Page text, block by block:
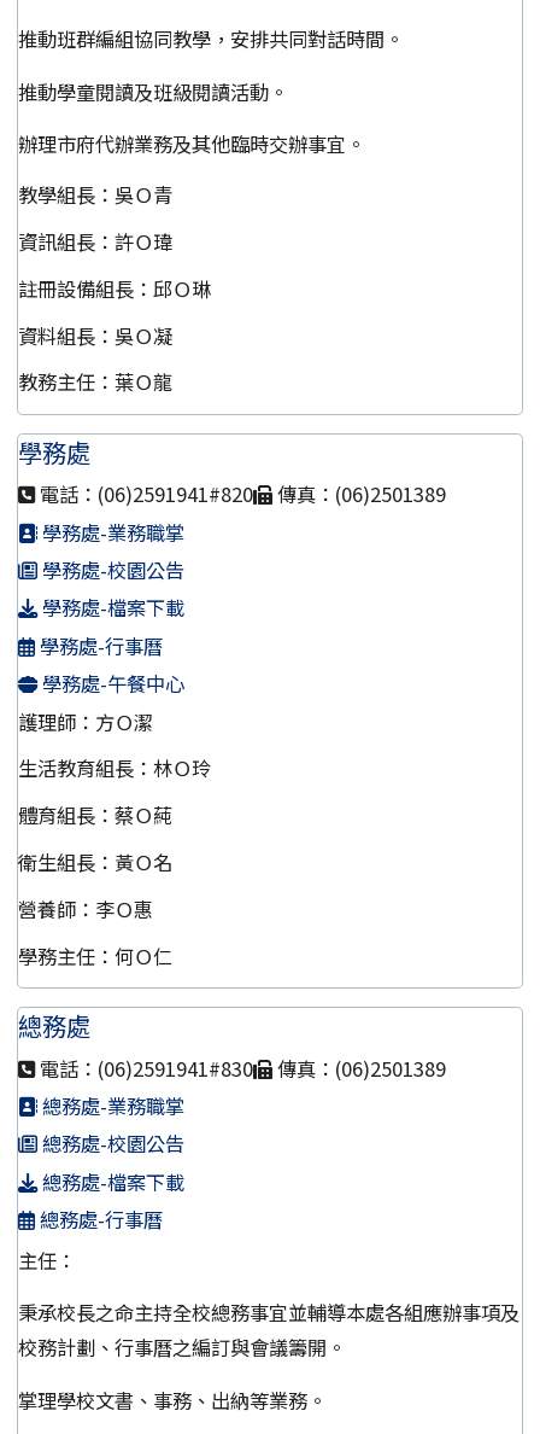
推動班群編組協同教學，安排共同對話時間。
推動學童閱讀及班級閱讀活動。
辦理市府代辦業務及其他臨時交辦事宜。
教學組長：吳Ｏ青
資訊組長：許Ｏ瑋
註冊設備組長：邱Ｏ琳
資料組長：吳Ｏ凝
教務主任：葉Ｏ龍
學務處
電話：(06)2591941#820
傳真：(06)2501389
學務處-業務職掌
學務處-校園公告
學務處-檔案下載
學務處-行事曆
學務處-午餐中心
護理師：方Ｏ潔
生活教育組長：林Ｏ玲
體育組長：蔡Ｏ蒓
衛生組長：黃Ｏ名
營養師：李Ｏ惠
學務主任：何Ｏ仁
總務處
電話：(06)2591941#830
傳真：(06)2501389
總務處-業務職掌
總務處-校園公告
總務處-檔案下載
總務處-行事曆
主任：
秉承校長之命主持全校總務事宜並輔導本處各組應辦事項及
校務計劃、行事曆之編訂與會議籌開。
掌理學校文書、事務、出納等業務。